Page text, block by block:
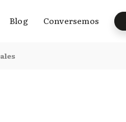
Blog Conversemos